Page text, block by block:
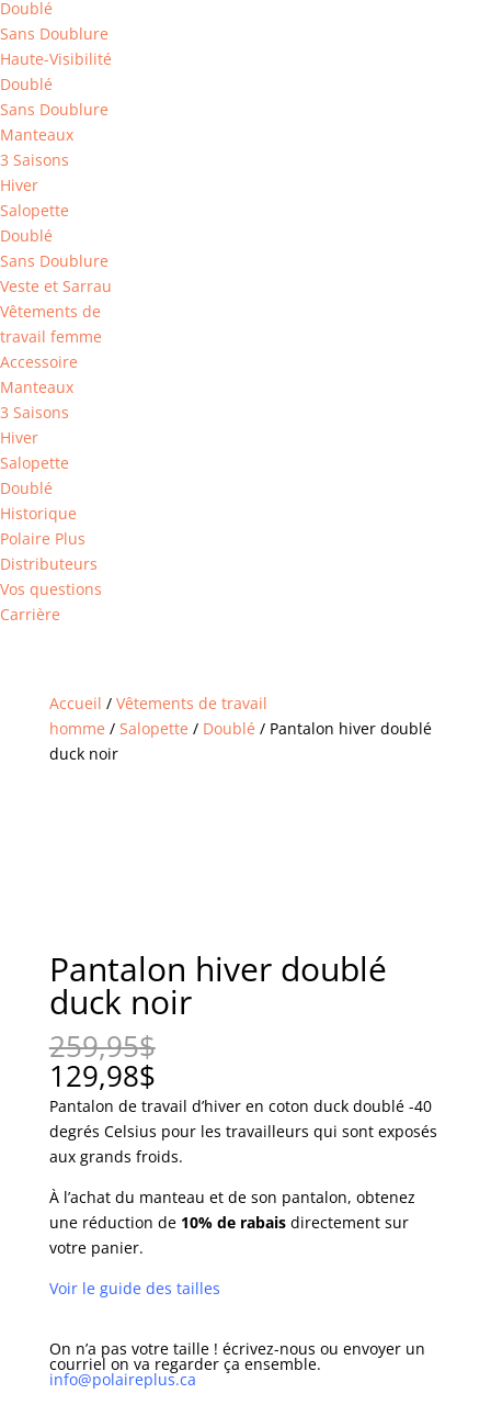
Doublé
Sans Doublure
Haute-Visibilité
Doublé
Sans Doublure
Manteaux
3 Saisons
Hiver
Salopette
Doublé
Sans Doublure
Veste et Sarrau
Vêtements de
travail femme
Accessoire
Manteaux
3 Saisons
Hiver
Salopette
Doublé
Historique
Polaire Plus
Distributeurs
Vos questions
Carrière
Accueil / Vêtements de travail
homme / Salopette / Doublé / Pantalon hiver doublé
duck noir
Pantalon hiver doublé
duck noir
259,95$
129,98$
Pantalon de travail d’hiver en coton duck doublé -40
degrés Celsius pour les travailleurs qui sont exposés
aux grands froids.
À l’achat du manteau et de son pantalon, obtenez
une réduction de 10% de rabaisdirectement sur
votre panier.
Voir le guide des tailles
On n’a pas votre taille ! écrivez-nous ou envoyer un
courriel on va regarder ça ensemble.
info@polaireplus.ca